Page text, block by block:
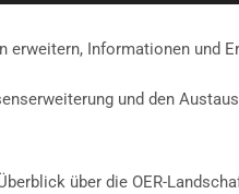
Informationen und
und den
über die OER-